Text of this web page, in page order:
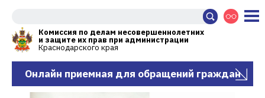
Комиссия по делам несовершеннолетних
и защите их прав при администрации
Краснодарского края
Онлайн приемная для обращений граждан